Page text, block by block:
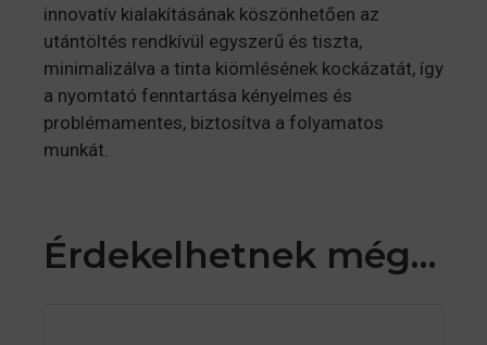
innovatív kialakításának köszönhetően az
utántöltés rendkívül egyszerű és tiszta,
minimalizálva a tinta kiömlésének kockázatát, így
a nyomtató fenntartása kényelmes és
problémamentes, biztosítva a folyamatos
munkát.
Érdekelhetnek még…